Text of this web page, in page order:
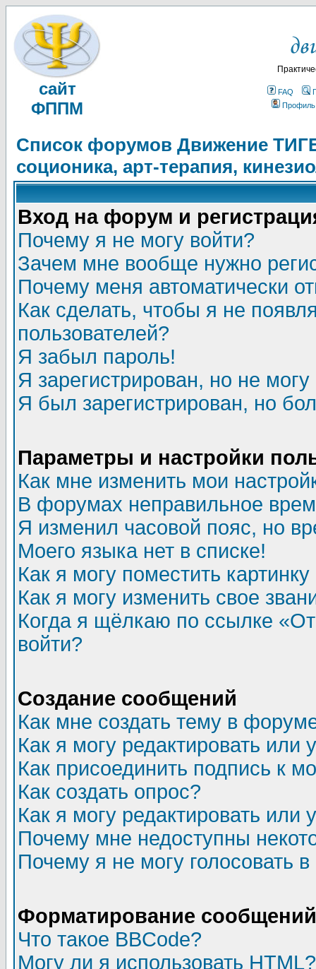
сайт
ФППМ
FAQ
Профиль
Список форумов Движение
соционика, арт-терапия,
Вход на форум и
Почему я не могу войти?
Зачем мне вообще нужно
Почему меня автоматически
Как сделать, чтобы я не
пользователей?
Я забыл пароль!
Я зарегистрирован, но не могу
Я был зарегистрирован, но
Параметры и настройки
Как мне изменить мои
В форумах неправильное
Я изменил часовой пояс, но
Моего языка нет в списке!
Как я могу поместить
Как я могу изменить свое
Когда я щёлкаю по ссылке
войти?
Создание сообщений
Как мне создать тему в
Как я могу редактировать или
Как присоединить подпись к
Как создать опрос?
Как я могу редактировать или
Почему мне недоступны
Почему я не могу голосовать
Форматирование
Что такое BBCode?
Могу ли я использовать HTML?